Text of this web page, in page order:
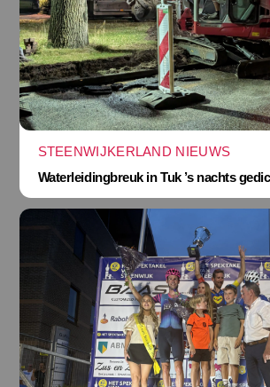
STEENWIJKERLAND NIEUWS
Waterleidingbreuk in Tuk ’s nachts